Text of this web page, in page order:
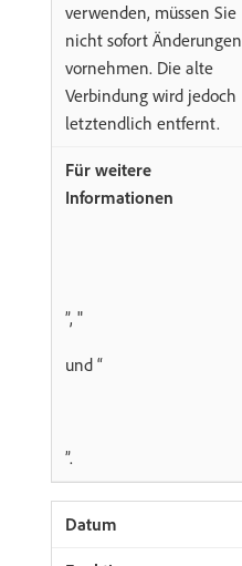
verwenden, müssen Sie
nicht sofort Änderungen
vornehmen. Die alte
Verbindung wird jedoch
letztendlich entfernt.
”, "
und “
”.